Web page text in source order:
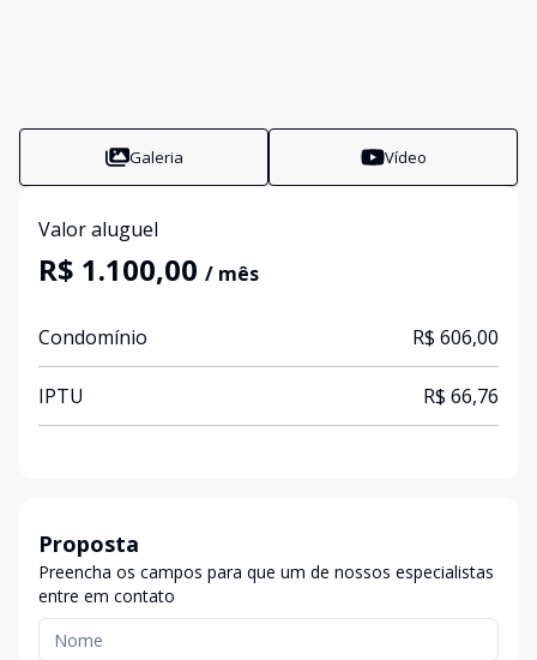
Galeria Vídeo
Valor aluguel
R$ 1.100,00 / mês
Condomínio R$ 606,00
IPTU R$ 66,76
Proposta
Preencha os campos para que um de nossos especialistas
entre em contato